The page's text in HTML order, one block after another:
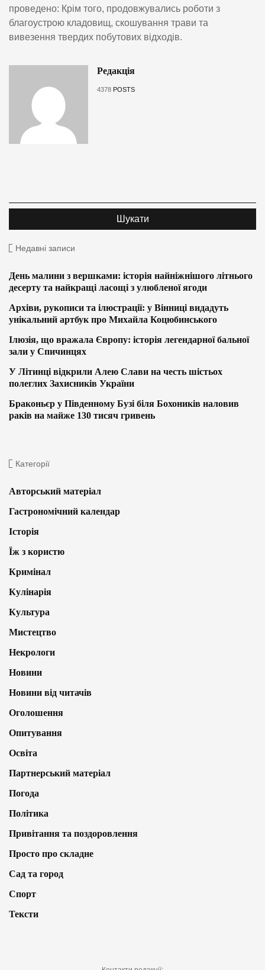
проведено: Крім того, продовжувались роботи з
благоустрою кладовищ, скошування трави та
вивезення твердих побутових відходів.
Редакція
4378 POSTS
Недавні записи
День малини з вершками: історія найніжнішого літнього
десерту та найкращі ласощі з улюбленої ягоди
Архіви, рукописи та ілюстрації: у Вінниці видадуть
унікальний артбук про Михайла Коцюбинського
Ілюзія, що вражала Європу: історія легендарної бальної
зали у Спичинцях
У Літинці відкрили Алею Слави на честь шістьох
полеглих Захисників України
Браконьєр у Південному Бузі біля Бохоників наловив
раків на майже 130 тисяч гривень
Категорії
Авторський матеріал
Гастрономічний календар
Історія
Їж з користю
Кримінал
Кулінарія
Культура
Мистецтво
Некрологи
Новини
Новини від читачів
Оголошення
Опитування
Освіта
Партнерський матеріал
Погода
Політика
Привітання та поздоровлення
Просто про складне
Сад та город
Спорт
Тексти